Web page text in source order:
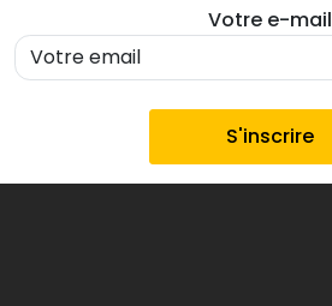
Votre e-mail